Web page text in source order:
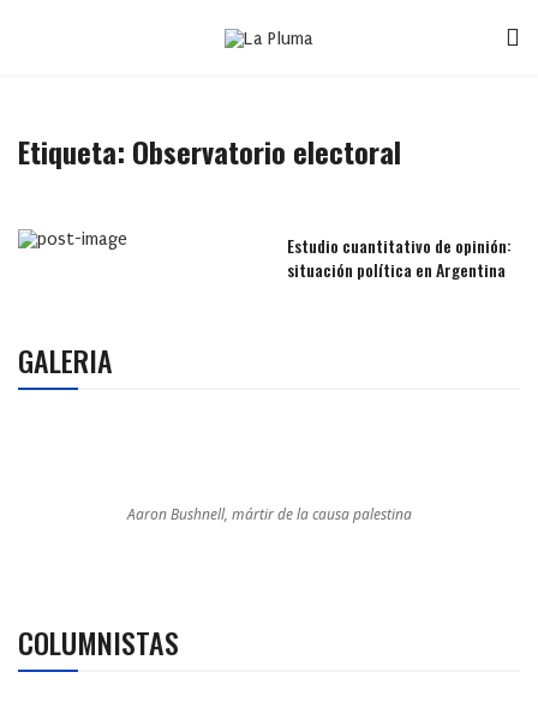
Etiqueta: Observatorio electoral
Estudio cuantitativo de opinión:
situación política en Argentina
GALERIA
Aaron Bushnell, mártir de la causa palestina
COLUMNISTAS